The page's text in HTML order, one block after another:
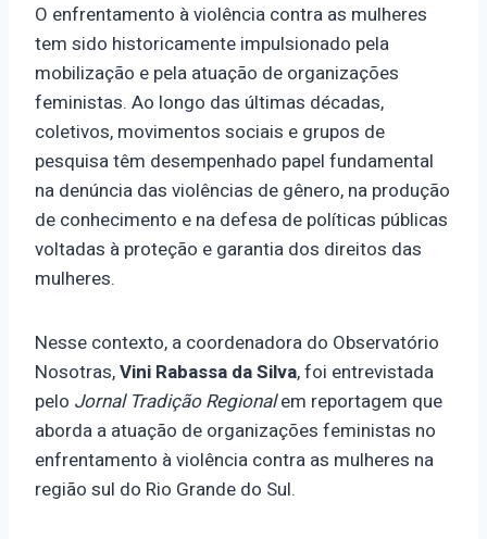
O enfrentamento à violência contra as mulheres
tem sido historicamente impulsionado pela
mobilização e pela atuação de organizações
feministas. Ao longo das últimas décadas,
coletivos, movimentos sociais e grupos de
pesquisa têm desempenhado papel fundamental
na denúncia das violências de gênero, na produção
de conhecimento e na defesa de políticas públicas
voltadas à proteção e garantia dos direitos das
mulheres.
Nesse contexto, a coordenadora do Observatório
Nosotras,Vini Rabassa da Silva, foi entrevistada
pelo Jornal Tradição Regionalem reportagem que
aborda a atuação de organizações feministas no
enfrentamento à violência contra as mulheres na
região sul do Rio Grande do Sul.